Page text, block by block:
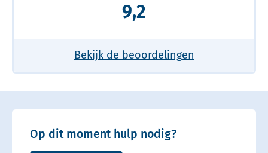
9,2
Bekijk de beoordelingen
Op dit moment hulp nodig?